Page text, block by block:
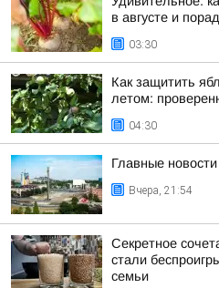
в августе и
03:30
Как защитить
летом:
04:30
Главные новости
Вчера, 21:54
Секретное
стали
семьи